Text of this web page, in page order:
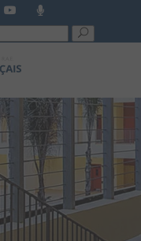
Recherche
pour :